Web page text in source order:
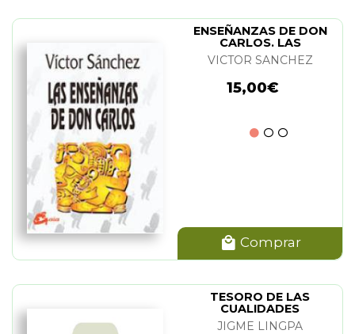
ENSEÑANZAS DE DON
CARLOS. LAS
VICTOR SANCHEZ
15,00€
Comprar
TESORO DE LAS
CUALIDADES
PRECIOSAS. EL (VOL.2)
JIGME LINGPA